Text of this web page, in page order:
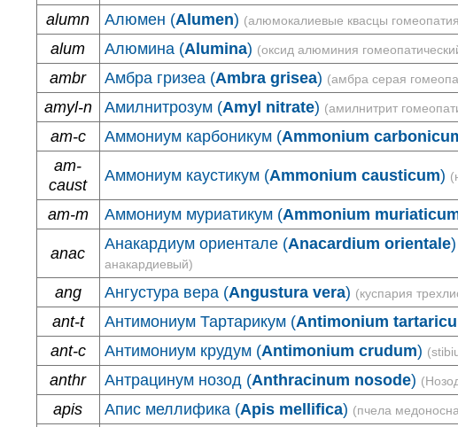
alumn Алюмен (Alumen) (алюмокалиевые квасцы
alum Алюмина (Alumina) (оксид алюминия
ambr Амбра гризеа (Ambra grisea) (амбра серая
amyl-n Амилнитрозум (Amyl nitrate) (амилнитрит
am-c Аммониум карбоникум (Ammonium
am-
caust
Аммониум каустикум (Ammonium causticum)
am-m Аммониум муриатикум (Ammonium
anac
Анакардиум ориентале (Anacardium orientale)
анакардиевый)
ang Ангустура вера (Angustura vera) (куспария
ant-t Антимониум Тартарикум (Antimonium
ant-c Антимониум крудум (Antimonium crudum)
anthr Антрацинум нозод (Anthracinum nosode)
apis Апис меллифика (Apis mellifica) (пчела